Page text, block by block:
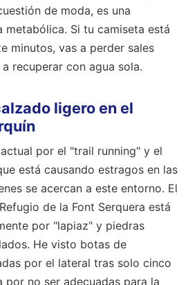
de moda, es una
metabólica. Si tu camiseta está
minutos, vas a perder sales
recuperar con agua sola.
ligero en el
por el "trail running" y el
está causando estragos en las
se acercan a este entorno. El
de la Font Serquera está
por "lapiaz" y piedras
He visto botas de
por el lateral tras solo cinco
por no ser adecuadas para la